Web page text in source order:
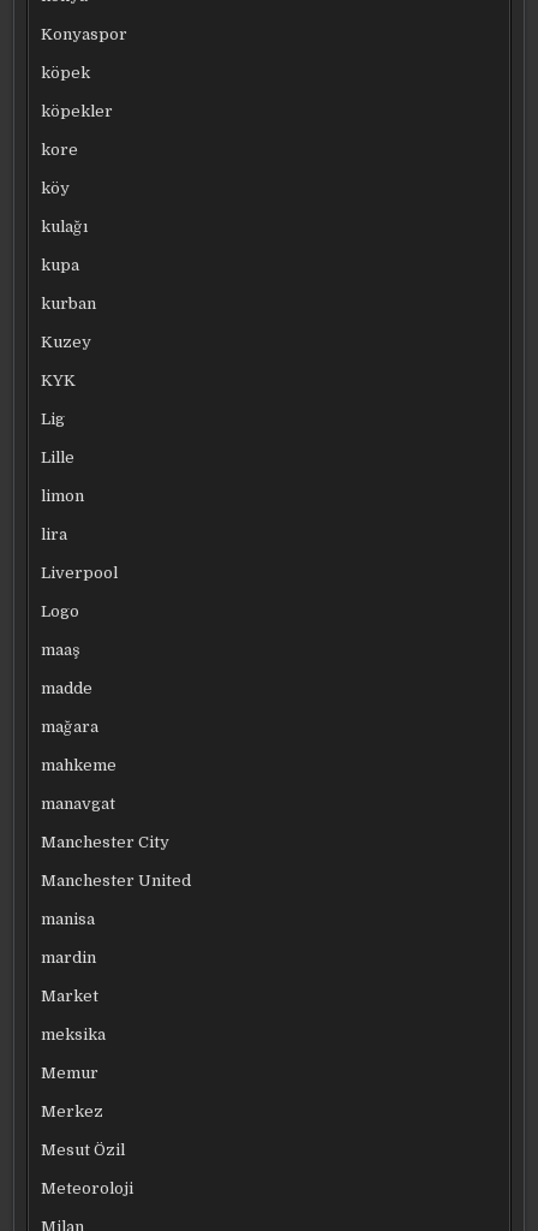
Konyaspor
köpek
köpekler
kore
köy
kulağı
kupa
kurban
Kuzey
KYK
Lig
Lille
limon
lira
Liverpool
Logo
maaş
madde
mağara
mahkeme
manavgat
Manchester City
Manchester United
manisa
mardin
Market
meksika
Memur
Merkez
Mesut Özil
Meteoroloji
Milan